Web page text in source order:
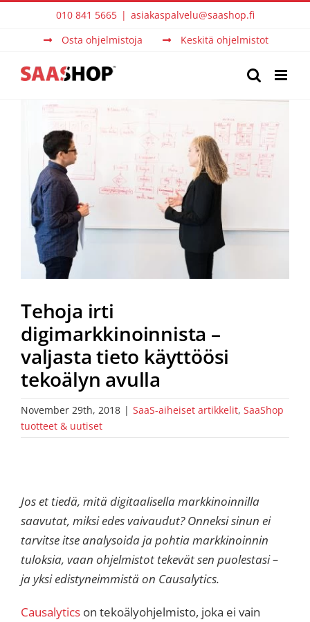
010 841 5665 | asiakaspalvelu@saashop.fi
Osta ohjelmistoja
Keskitä ohjelmistot
View
Larger
Image
Tehoja irti
digimarkkinoinnista –
valjasta tieto käyttöösi
tekoälyn avulla
November 29th, 2018 | SaaS-aiheiset artikkelit, SaaShop
tuotteet & uutiset
Jos et tiedä, mitä digitaalisella markkinoinnilla
saavutat, miksi edes vaivaudut? Onneksi sinun ei
tarvitse itse analysoida ja pohtia markkinoinnin
tuloksia, vaan ohjelmistot tekevät sen puolestasi –
ja yksi edistyneimmistä on Causalytics.
Causalytics on tekoälyohjelmisto, joka ei vain